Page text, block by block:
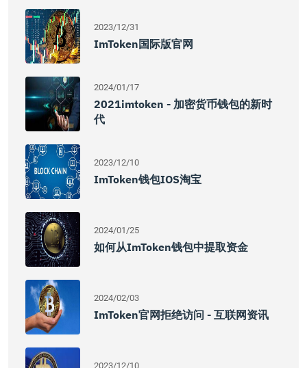
2023/12/31
ImToken国际版官网
2024/01/17
2021imtoken - 加密货币钱包的新时
代
2023/12/10
ImToken钱包iOS淘宝
2024/01/25
如何从imToken钱包中提取资金
2024/02/03
ImToken官网拒绝访问 - 互联网资讯
2023/12/10